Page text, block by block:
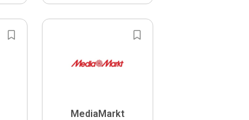
MediaMarkt